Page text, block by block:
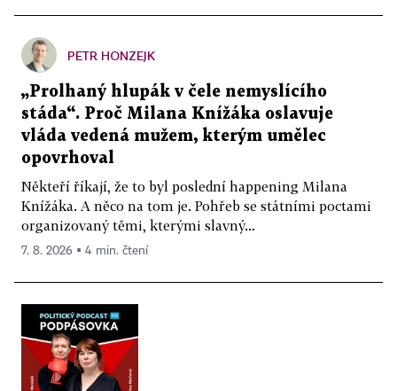
PETR HONZEJK
„Prolhaný hlupák v čele nemyslícího
stáda“. Proč Milana Knížáka oslavuje
vláda vedená mužem, kterým umělec
opovrhoval
Někteří říkají, že to byl poslední happening Milana
Knížáka. A něco na tom je. Pohřeb se státními poctami
organizovaný těmi, kterými slavný...
7. 8. 2026 ▪ 4 min. čtení